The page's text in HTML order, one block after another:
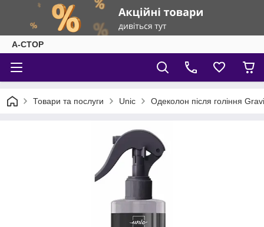
А-СТОР
Товари та послуги Unic Одеколон після гоління